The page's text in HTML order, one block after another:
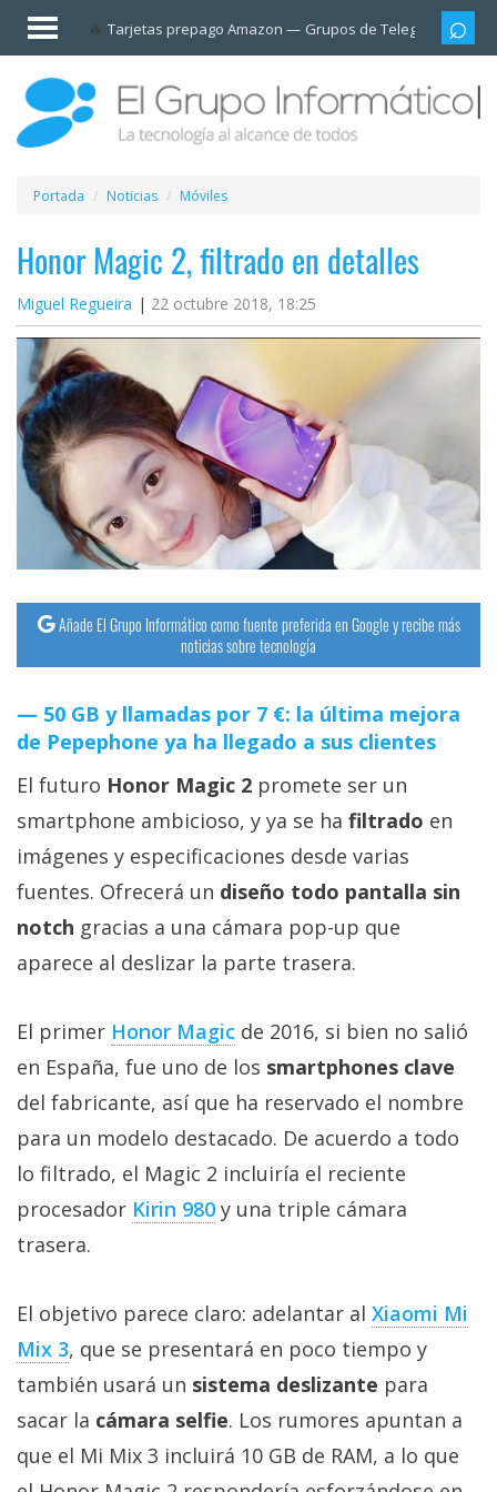
Tarjetas prepago Amazon Grupos de Telegram
Invitado
Iniciar
sesión /
Registrarse
Esenciales
Móviles
Ofertas
Apps
Redes
sociales
Plataformas
streaming
Operadores
Trucos
y
Ciberseguridad
Sistemas
operativos
Profesional
+
temas
Sorteos
Foros
/
nosotros
/
Publicidad
/
Cambiar
opciones
de
Portada Noticias Móviles
Honor Magic 2, filtrado en detalles
Miguel Regueira 22 octubre 2018, 18:25
Añade El Grupo Informático como fuente preferida en Google y recibe más
noticias sobre tecnología
50 GB y llamadas por 7 €: la última mejora
de Pepephone ya ha llegado a sus clientes
El futuro Honor Magic 2 promete ser un
smartphone ambicioso, y ya se ha filtrado en
imágenes y especificaciones desde varias
fuentes. Ofrecerá un diseño todo pantalla sin
notch gracias a una cámara pop-up que
aparece al deslizar la parte trasera.
El primer Honor Magic de 2016, si bien no salió
en España, fue uno de los smartphones clave
del fabricante, así que ha reservado el nombre
para un modelo destacado. De acuerdo a todo
lo filtrado, el Magic 2 incluiría el reciente
procesador Kirin 980 y una triple cámara
trasera.
El objetivo parece claro: adelantar al Xiaomi Mi
Mix 3, que se presentará en poco tiempo y
también usará un sistema deslizante para
sacar la cámara selfie. Los rumores apuntan a
que el Mi Mix 3 incluirá 10 GB de RAM, a lo que